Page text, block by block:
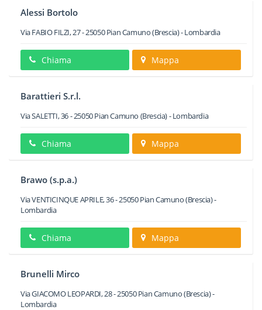
Alessi Bortolo
Via FABIO FILZI, 27-25050 Pian Camuno(Brescia) -Lombardia
Chiama Mappa
Barattieri S.r.l.
Via SALETTI, 36-25050Pian Camuno (Brescia) -Lombardia
Chiama Mappa
Brawo (s.p.a.)
Via VENTICINQUE APRILE, 36-25050Pian Camuno(Brescia) -
Lombardia
Chiama Mappa
Brunelli Mirco
Via GIACOMO LEOPARDI, 28-25050 Pian Camuno(Brescia) -
Lombardia